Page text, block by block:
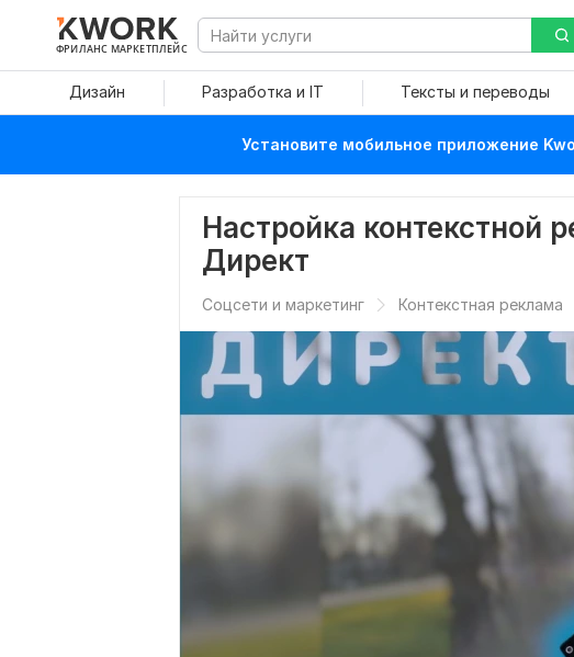
ФРИЛАНС МАРКЕТПЛЕЙС
Дизайн Разработка и IT Тексты и переводы
Установите мобильное приложение
Настройка контекстной
Директ
Соцсети и маркетинг Контекстная реклама